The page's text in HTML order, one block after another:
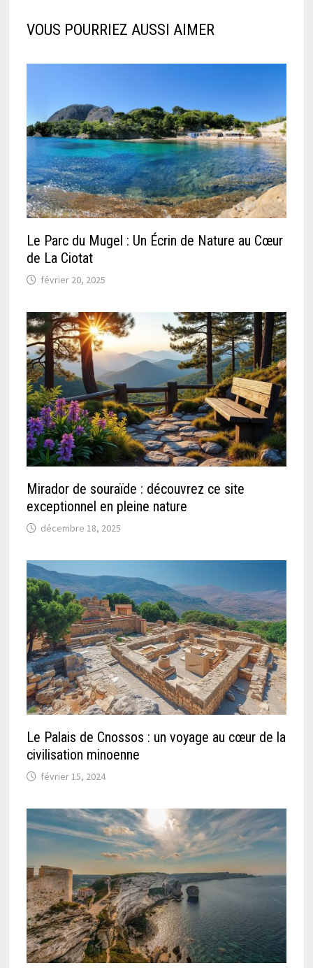
VOUS POURRIEZ AUSSI AIMER
Le Parc du Mugel : Un Écrin de Nature au Cœur
de La Ciotat
février 20, 2025
Mirador de souraïde : découvrez ce site
exceptionnel en pleine nature
décembre 18, 2025
Le Palais de Cnossos : un voyage au cœur de la
civilisation minoenne
février 15, 2024